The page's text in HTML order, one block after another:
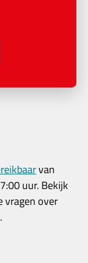
van
uur. Bekijk
vragen over